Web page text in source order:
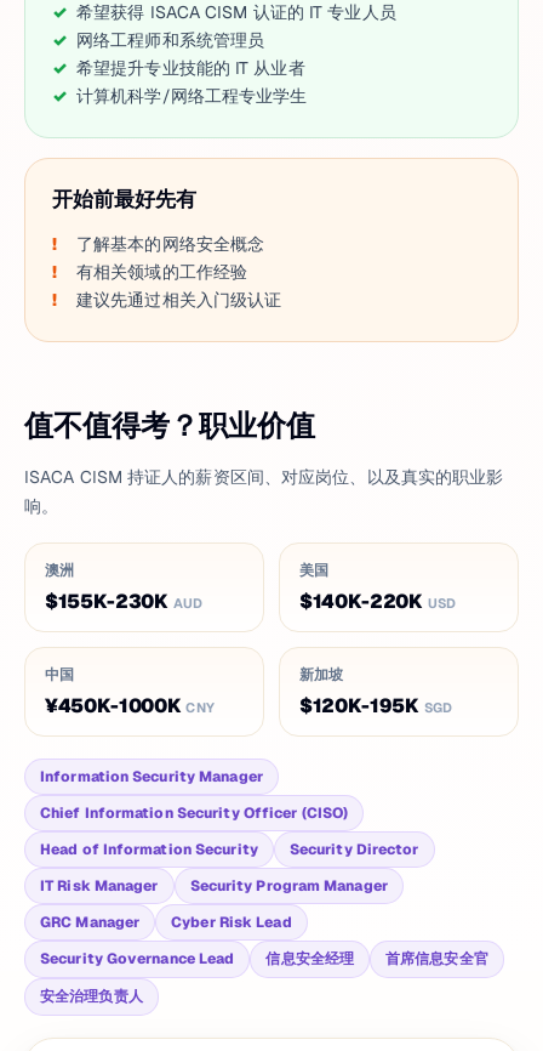
希望获得 ISACA CISM 认证的 IT 专业人员
网络工程师和系统管理员
希望提升专业技能的 IT 从业者
计算机科学/网络工程专业学生
开始前最好先有
了解基本的网络安全概念
有相关领域的工作经验
建议先通过相关入门级认证
值不值得考？职业价值
ISACA CISM 持证人的薪资区间、对应岗位、以及真实的职业影
响。
澳洲
$155K-230K AUD
美国
$140K-220K USD
中国
¥450K-1000K CNY
新加坡
$120K-195K SGD
Information Security Manager
Chief Information Security Officer (CISO)
Head of Information Security
Security Director
IT Risk Manager
Security Program Manager
GRC Manager
Cyber Risk Lead
Security Governance Lead
信息安全经理
首席信息安全官
安全治理负责人